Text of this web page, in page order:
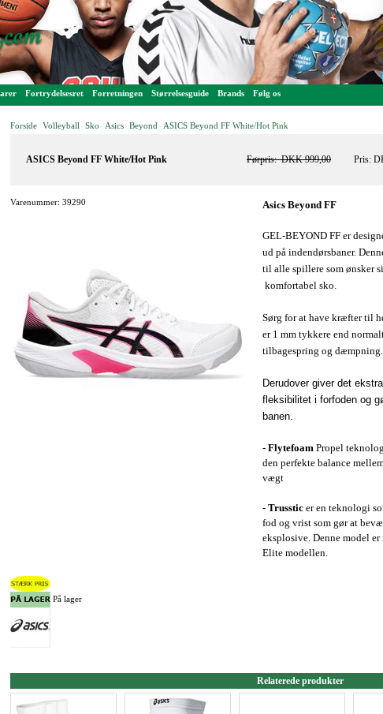
Fortrydelsesret Forretningen Størrelsesguide Brands Følg os
Forside Volleyball Sko Asics Beyond ASICS Beyond FF White/Hot Pink
ASICS Beyond FF White/Hot Pink Førpris:DKK 999,00 Pris:
Varenummer: 39290 Asics Beyond FF
GEL-BEYOND FF er
ud på indendørsbaner.
til alle spillere som ønsker
komfortabel sko.
Sørg for at have kræfter til
er 1 mm tykkere end
tilbagespring og dæmpning.
Derudover giver det
fleksibilitet i forfoden og
banen.
- Flytefoam Propel
den perfekte balance
vægt
- Trusstic er en teknologi
fod og vrist som gør at
eksplosive. Denne model
Elite modellen.
På lager
Relaterede produkter